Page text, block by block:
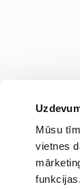
Mūsu
vietnes